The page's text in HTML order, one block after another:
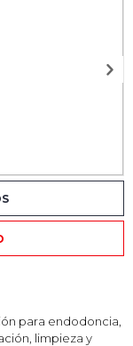
para endodoncia,
limpieza y